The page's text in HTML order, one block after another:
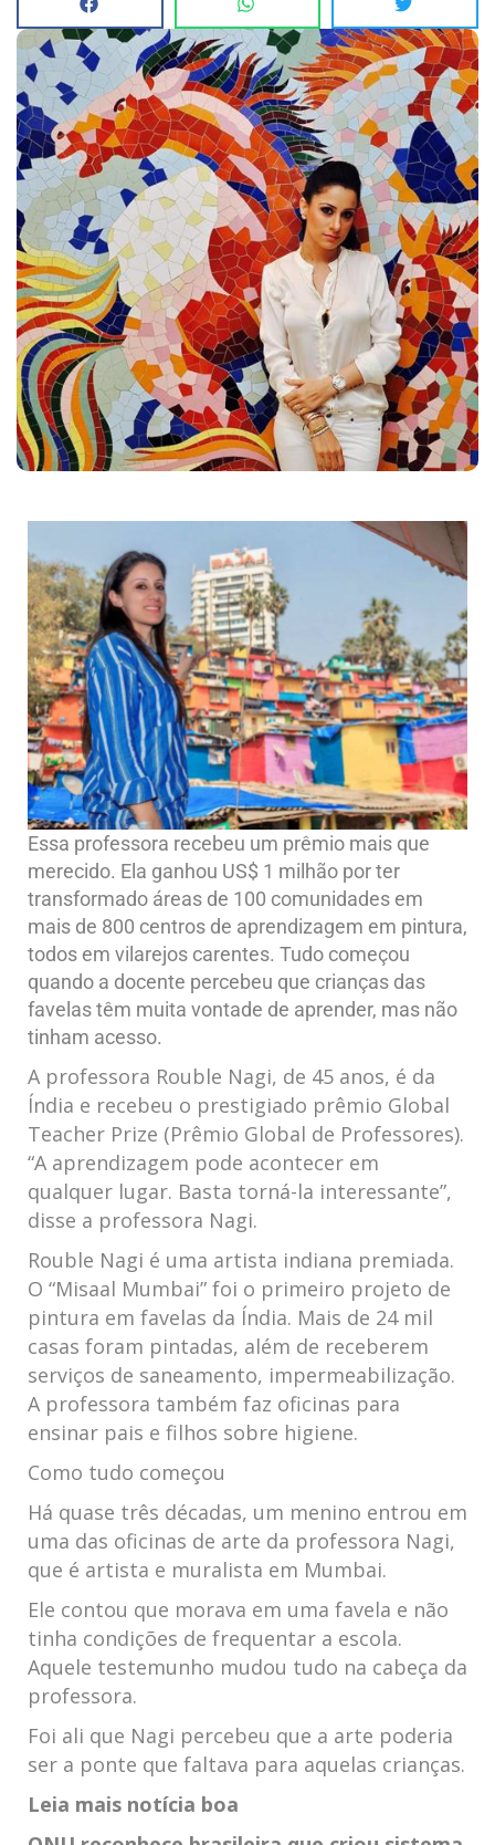
Essa professora recebeu um prêmio mais que
merecido. Ela ganhou US$ 1 milhão por ter
transformado áreas de 100 comunidades em
mais de 800 centros de aprendizagem em pintura,
todos em vilarejos carentes. Tudo começou
quando a docente percebeu que crianças das
favelas têm muita vontade de aprender, mas não
tinham acesso.
A professora Rouble Nagi, de 45 anos, é da
Índia e recebeu o prestigiado prêmio Global
Teacher Prize (Prêmio Global de Professores).
“A aprendizagem pode acontecer em
qualquer lugar. Basta torná-la interessante”,
disse a professora Nagi.
Rouble Nagi é uma artista indiana premiada.
O “Misaal Mumbai” foi o primeiro projeto de
pintura em favelas da Índia. Mais de 24 mil
casas foram pintadas, além de receberem
serviços de saneamento, impermeabilização.
A professora também faz oficinas para
ensinar pais e filhos sobre higiene.
Como tudo começou
Há quase três décadas, um menino entrou em
uma das oficinas de arte da professora Nagi,
que é artista e muralista em Mumbai.
Ele contou que morava em uma favela e não
tinha condições de frequentar a escola.
Aquele testemunho mudou tudo na cabeça da
professora.
Foi ali que Nagi percebeu que a arte poderia
ser a ponte que faltava para aquelas crianças.
Leia mais notícia boa